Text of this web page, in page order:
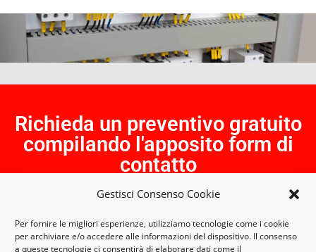
Gestisci Consenso Cookie
Per fornire le migliori esperienze, utilizziamo tecnologie come i cookie
per archiviare e/o accedere alle informazioni del dispositivo. Il consenso
a queste tecnologie ci consentirà di elaborare dati come il
Richieda un preventivo gratuito
compilando l'apposito form di
contatto
vanner.landiona@gmail.com